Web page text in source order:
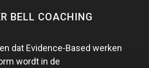
BELL COACHING
dat Evidence-Based werken
wordt in de